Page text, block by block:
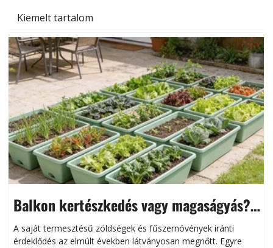
Kiemelt tartalom
Balkon kertészkedés vagy magaságyás?
Helytakarékos kertészkedés
A saját termesztésű zöldségek és fűszernövények iránti
érdeklődés az elmúlt években látványosan megnőtt. Egyre